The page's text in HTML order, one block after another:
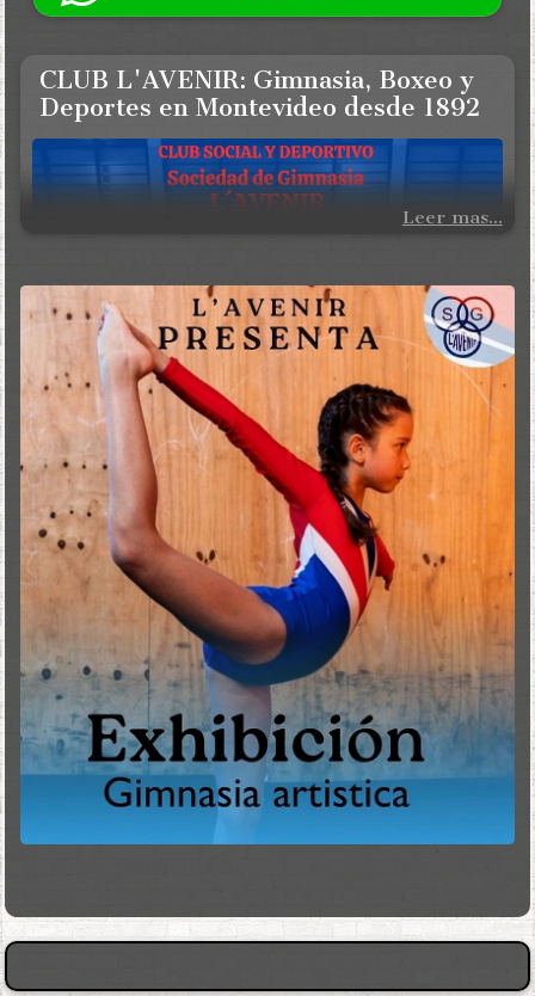
CLUB L'AVENIR: Gimnasia, Boxeo y
Deportes en Montevideo desde 1892
Leer mas...